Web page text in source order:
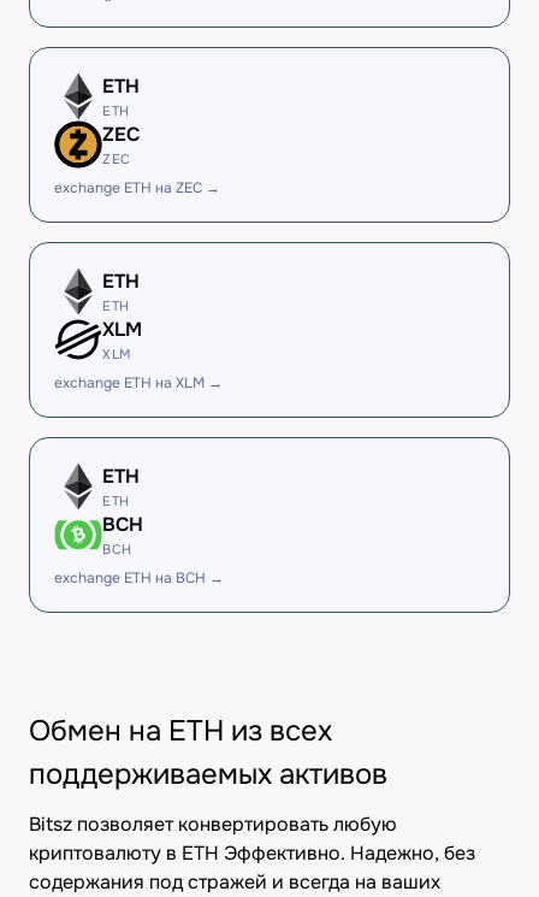
ETH
ETH
ZEC
ZEC
exchange ETH на ZEC →
ETH
ETH
XLM
XLM
exchange ETH на XLM →
ETH
ETH
BCH
BCH
exchange ETH на BCH →
Обмен на ETH из всех
поддерживаемых активов
Bitsz позволяет конвертировать любую
криптовалюту в ETH Эффективно. Надежно, без
содержания под стражей и всегда на ваших